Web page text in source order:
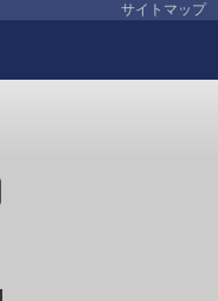
サイトマップ